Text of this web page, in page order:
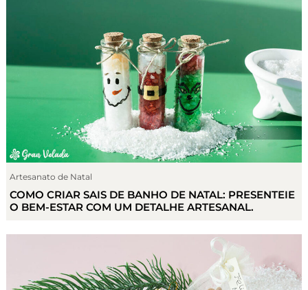
Artesanato de Natal
COMO CRIAR SAIS DE BANHO DE NATAL: PRESENTEIE
O BEM-ESTAR COM UM DETALHE ARTESANAL.